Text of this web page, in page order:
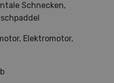
Schnecken,
Elektromotor,